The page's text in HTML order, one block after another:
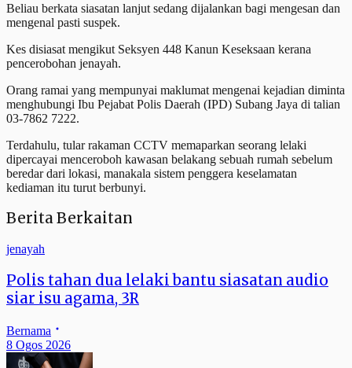
Beliau berkata siasatan lanjut sedang dijalankan bagi mengesan dan
mengenal pasti suspek.
Kes disiasat mengikut Seksyen 448 Kanun Keseksaan kerana
pencerobohan jenayah.
Orang ramai yang mempunyai maklumat mengenai kejadian diminta
menghubungi Ibu Pejabat Polis Daerah (IPD) Subang Jaya di talian
03-7862 7222.
Terdahulu, tular rakaman CCTV memaparkan seorang lelaki
dipercayai menceroboh kawasan belakang sebuah rumah sebelum
beredar dari lokasi, manakala sistem penggera keselamatan
kediaman itu turut berbunyi.
Berita Berkaitan
jenayah
Polis tahan dua lelaki bantu siasatan audio
siar isu agama, 3R
Bernama
8 Ogos 2026